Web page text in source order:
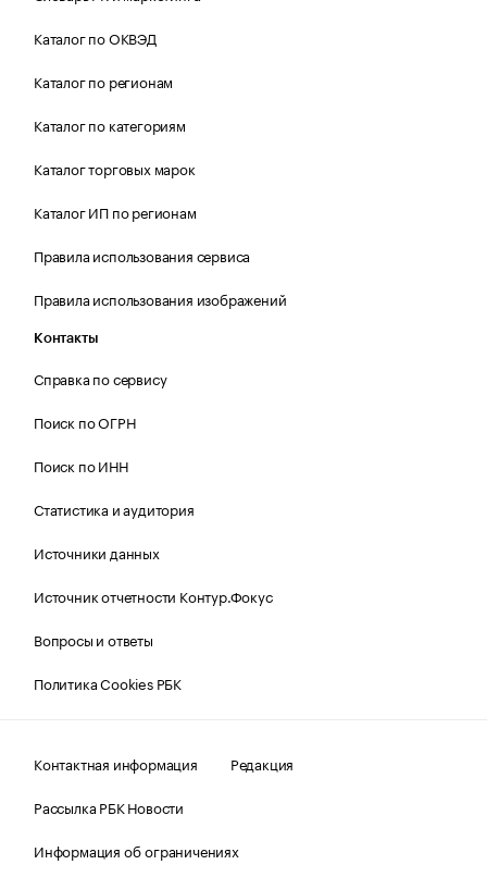
Каталог по ОКВЭД
Каталог по регионам
Каталог по категориям
Каталог торговых марок
Каталог ИП по регионам
Правила использования сервиса
Правила использования изображений
Контакты
Справка по сервису
Поиск по ОГРН
Поиск по ИНН
Статистика и аудитория
Источники данных
Источник отчетности Контур.Фокус
Вопросы и ответы
Политика Cookies РБК
Контактная информация
Редакция
Рассылка РБК Новости
Информация об ограничениях